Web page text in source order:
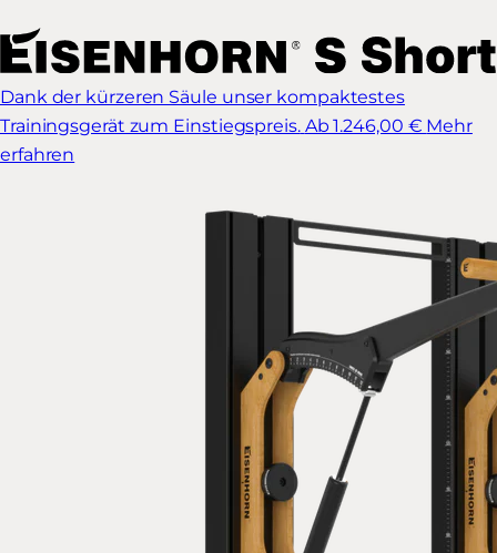
Dank der kürzeren Säule unser kompaktestes
Trainingsgerät zum Einstiegspreis. Ab 1.246,00 € Mehr
erfahren